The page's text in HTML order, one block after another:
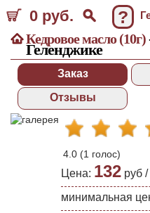
0 руб. ?
Кедровое масло (10г)
Геленджике
Заказ
Отзывы
4.0 (1 голос)
Цена: 132 руб /
минимальная